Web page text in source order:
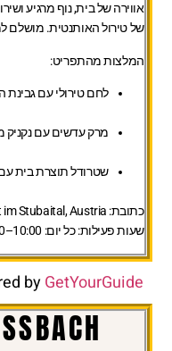
אווירה של בית, נוף מרגיע
של טירול האותנטית. מושלם
המלצות מהתפריט:
לחם טירולי עם גבינת
מרק עדשים עם נקניק
שטרודל תוצרת בית
כתובת:
שעות פעילות:כל יום: 10:00–18:00 | פתוח בעונת הקיץ בלבד
byGetYourGuide